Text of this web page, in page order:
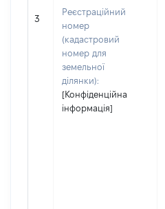
3
Реєстраційний
номер
(кадастровий
номер для
земельної
ділянки):
[Конфіденційна
інформація]